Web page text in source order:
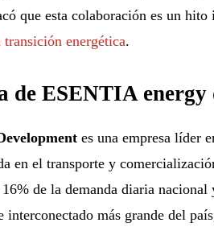
que esta colaboración es un
transición energética.
de ESENTIA energy
es una empresa líder
en el transporte y
de la demanda diaria nacional
interconectado más grande del